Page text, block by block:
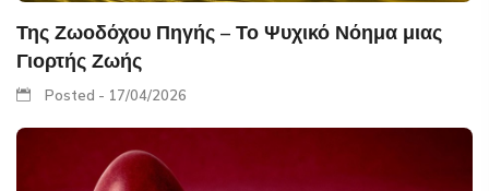
Της Ζωοδόχου Πηγής – Το Ψυχικό Νόημα μιας
Γιορτής Ζωής
Posted - 17/04/2026